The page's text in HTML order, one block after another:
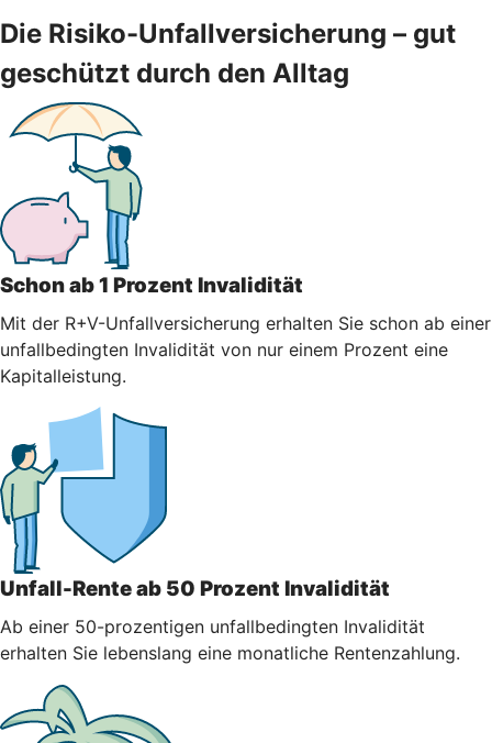
Die Risiko-Unfallversicherung – gut
geschützt durch den Alltag
Schon ab 1 Prozent Invalidität
Mit der R+V-Unfallversicherung erhalten Sie schon ab einer
unfallbedingten Invalidität von nur einem Prozent eine
Kapitalleistung.
Unfall-Rente ab 50 Prozent Invalidität
Ab einer 50-prozentigen unfallbedingten Invalidität
erhalten Sie lebenslang eine monatliche Rentenzahlung.